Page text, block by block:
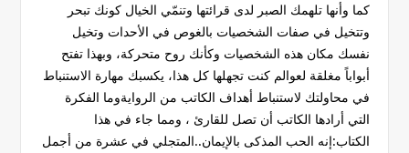
كما وأنها تلهمك الصبر لدى قرائتها وتنمّي الخيال كونك تبحر
وتتخيل في صفات الشخصيات بالغوص في الأحدات وتخيل
نفسك مكان هذه الشخصيات وكأنك روح متحركة، وبهذا تفتح
أبواباً مغلقة لعوالم كنت تجهلها كل هذا، يكسبك مهارة الاستنباط
في محاولتك لاستنباط أهداف الكاتب من الروايةوما الفكرة
التي أرادها الكاتب أن تصل للقارئ ، ومما جاء في هذا
الكتاب:إنه الحب المذكى بالإيمان..المتجلي في عشرة من أجمل